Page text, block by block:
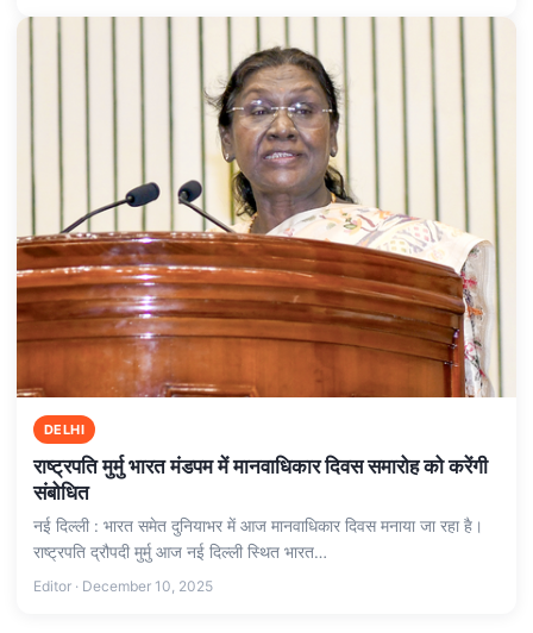
DELHI
राष्ट्रपति मुर्मु भारत मंडपम में मानवाधिकार दिवस समारोह को करेंगी
संबोधित
नई दिल्ली : भारत समेत दुनियाभर में आज मानवाधिकार दिवस मनाया जा रहा है।
राष्ट्रपति द्रौपदी मुर्मु आज नई दिल्ली स्थित भारत…
Editor · December 10, 2025